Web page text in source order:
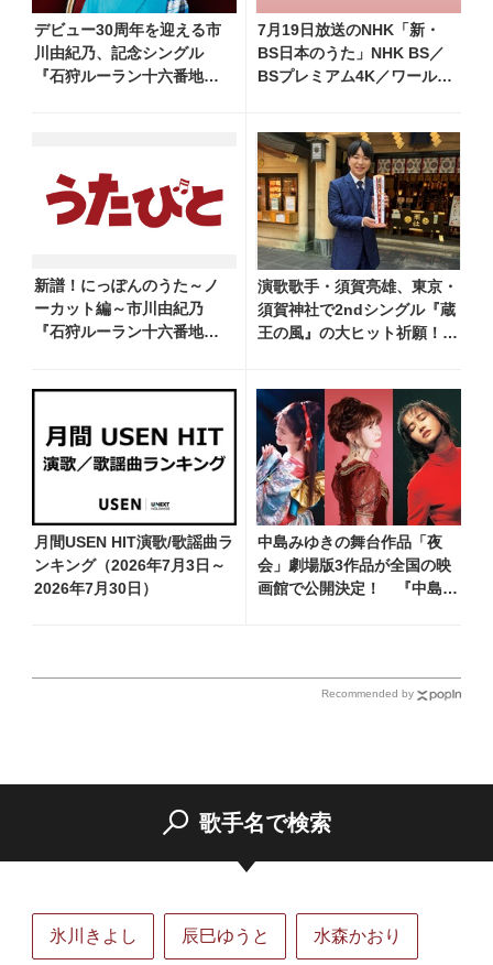
デビュー30周年を迎える市
川由紀乃、記念シングル
『石狩ルーラン十六番地』
7月19日放送のNHK「新・
BS日本のうた」NHK BS／
BSプレミアム4K／ワール
し、福田こうへい 他登場、
曲目や見どころをお届け
新譜！にっぽんのうた～ノ
ーカット編～市川由紀乃
『石狩ルーラン十六番地』
演歌歌手・須賀亮雄、東京・
須賀神社で2ndシングル『蔵
王の風』の大ヒット祈願！
月間USEN HIT演歌/歌謡曲ラ
ンキング（2026年7月3日～
2026年7月30日）
中島みゆきの舞台作品「夜
会」劇場版3作品が全国の映
画館で公開決定！ 『中島み
Recommended by
歌手名で検索
氷川きよし 辰巳ゆうと 水森かおり